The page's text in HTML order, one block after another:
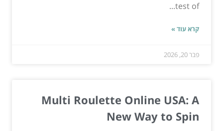
test of...
קרא עוד »
פבר 20, 2026
Multi Roulette Online USA: A
New Way to Spin